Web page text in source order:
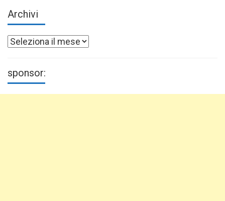
Archivi
Archivi
sponsor: